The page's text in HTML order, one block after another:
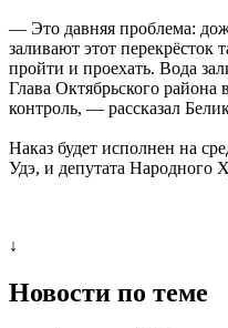
— Это давняя проблема:
заливают этот перекрёсток
пройти и проехать. Вода
Глава Октябрьского района
контроль, — рассказал
Наказ будет исполнен на
Удэ, и депутата Народного
↓
Новости по теме